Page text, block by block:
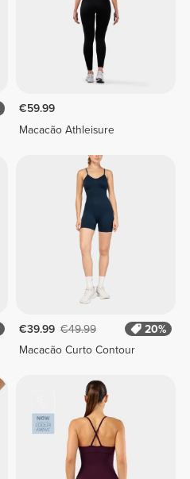
€59.99
Macacão Athleisure
€39.99 €49.99
20%
Macacão Curto Contour